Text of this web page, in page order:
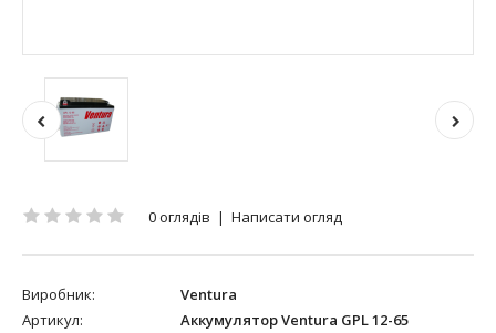
0 оглядів | Написати огляд
Виробник:
Ventura
Артикул:
Аккумулятор Ventura GPL 12-65